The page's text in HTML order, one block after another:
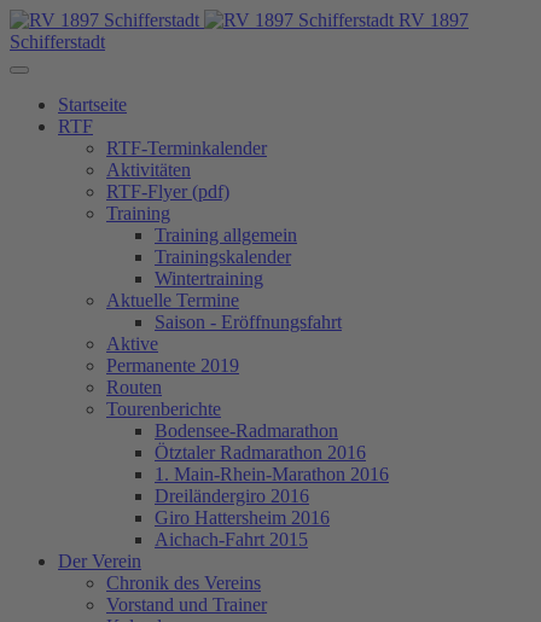
RV 1897
Schifferstadt
Startseite
RTF
RTF-Terminkalender
Aktivitäten
RTF-Flyer (pdf)
Training
Training allgemein
Trainingskalender
Wintertraining
Aktuelle Termine
Saison - Eröffnungsfahrt
Aktive
Permanente 2019
Routen
Tourenberichte
Bodensee-Radmarathon
Ötztaler Radmarathon 2016
1. Main-Rhein-Marathon 2016
Dreiländergiro 2016
Giro Hattersheim 2016
Aichach-Fahrt 2015
Der Verein
Chronik des Vereins
Vorstand und Trainer